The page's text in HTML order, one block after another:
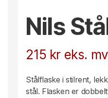
Nils
215 kr eks.
Stålflaske i stilrent,
stål. Flasken er